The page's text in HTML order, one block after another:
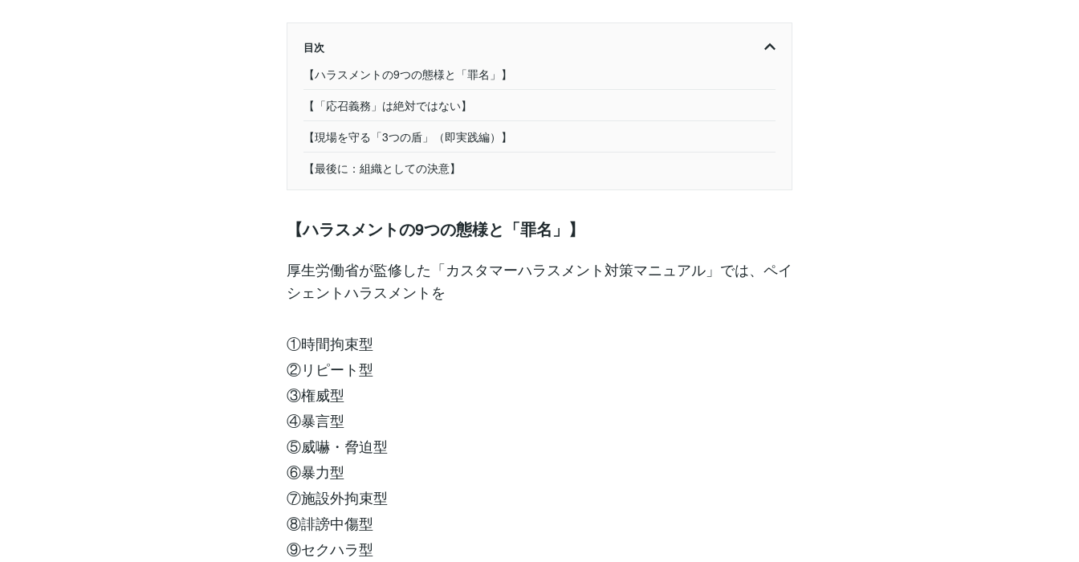
目次
【ハラスメントの9つの態様と「罪名」】
【「応召義務」は絶対ではない】
【現場を守る「3つの盾」（即実践編）】
【最後に：組織としての決意】
【ハラスメントの9つの態様と「罪名」】
厚生労働省が監修した「カスタマーハラスメント対策マニュアル」では、ペイ
シェントハラスメントを
①時間拘束型
②リピート型
③権威型
④暴言型
⑤威嚇・脅迫型
⑥暴力型
⑦施設外拘束型
⑧誹謗中傷型
⑨セクハラ型